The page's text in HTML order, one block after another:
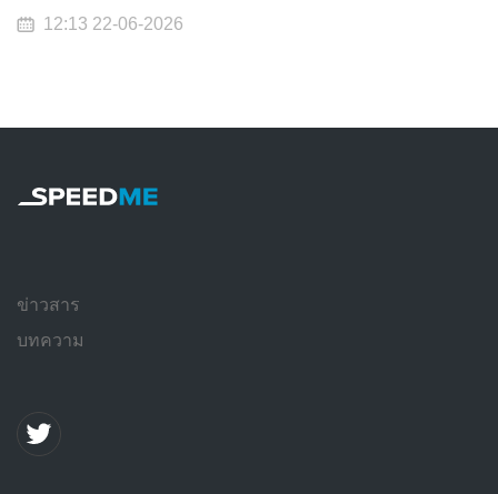
12:13 22-06-2026
ข่าวสาร
บทความ